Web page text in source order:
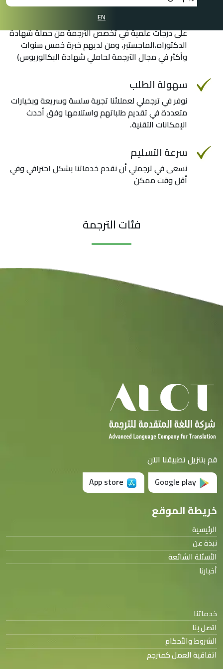
EN
التخصصات
يتميز فريق ترجملي بالمترجمين المتخصصين الحاصلين
على درجات علمية في تخصص الترجمة من حملة شهادة
الدكتوراه،الماجستير، ومن لديهم خبرة خمس سنوات
وأكثر في مجال الترجمة لحاملي شهادة البكالوريوس)
سهولة الطلب
نوفر في ترجملي لعملائنا تجربة سلسة وسريعة وبخيارات
متعددة في تقديم طلباتهم واستلامها وفق أحدث
الإمكانات التقنية.
سرعة التسليم
نسعى في ترجملي أن نقدم خدماتنا بشكل احترافي وفي
أقل وقت ممكن
فئات الترجمة
قم بتنزيل تطبيقنا الآن
خريطة الموقع
الرئيسية
نبذة عن
الأسئلة الشائعة
أخبارنا
خدماتنا
اتصل بنا
الشروط والأحكام
اتفاقية العمل كمترجم